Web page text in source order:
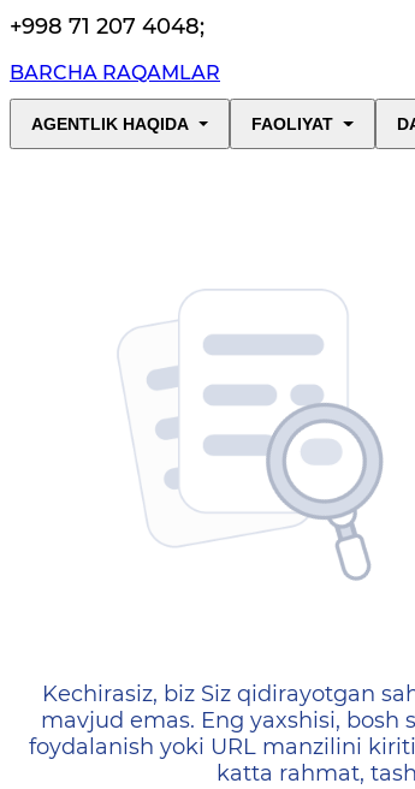
+998 71 207 4048;
BARCHA RAQAMLAR
AGENTLIK HAQIDA FAOLIYAT
404 — Страница
Kechirasiz, biz Siz qidirayotgan
mavjud emas. Eng yaxshisi,
foydalanish yoki URL manzilini
katta rahmat,